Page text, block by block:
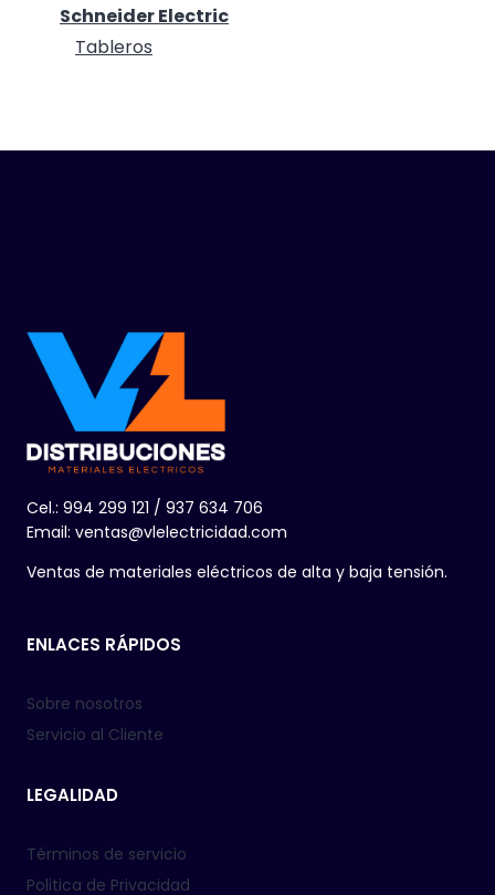
Schneider Electric
Tableros
Cel.: 994 299 121 / 937 634 706
Email: ventas@vlelectricidad.com
Ventas de materiales eléctricos de alta y baja tensión.
ENLACES RÁPIDOS
Sobre nosotros
Servicio al Cliente
LEGALIDAD
Términos de servicio
Politica de Privacidad